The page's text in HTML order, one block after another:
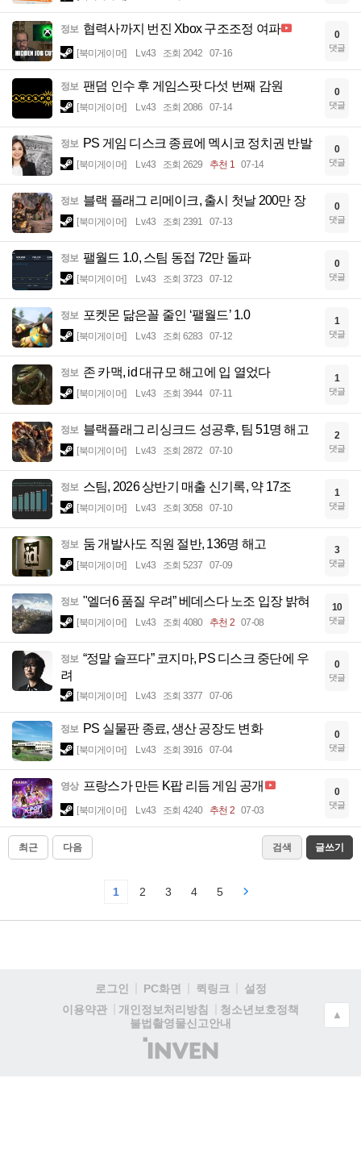
정보 협력사까지 번진 Xbox 구조조정 여파
[북미게이머] Lv.43 조회 2042 07-16
0
댓글
정보 팬덤 인수 후 게임스팟 다섯 번째 감원
[북미게이머] Lv.43 조회 2086 07-14
0
댓글
정보 PS 게임 디스크 종료에 멕시코 정치권 반발
[북미게이머] Lv.43 조회 2629 추천 1 07-14
0
댓글
정보 블랙 플래그 리메이크, 출시 첫날 200만 장
[북미게이머] Lv.43 조회 2391 07-13
0
댓글
정보 팰월드 1.0, 스팀 동접 72만 돌파
[북미게이머] Lv.43 조회 3723 07-12
0
댓글
정보 포켓몬 닮은꼴 줄인 ‘팰월드’ 1.0
[북미게이머] Lv.43 조회 6283 07-12
1
댓글
정보 존 카맥, id 대규모 해고에 입 열었다
[북미게이머] Lv.43 조회 3944 07-11
1
댓글
정보 블랙플래그 리싱크드 성공후, 팀 51명 해고
[북미게이머] Lv.43 조회 2872 07-10
2
댓글
정보 스팀, 2026 상반기 매출 신기록, 약 17조
[북미게이머] Lv.43 조회 3058 07-10
1
댓글
정보 둠 개발사도 직원 절반, 136명 해고
[북미게이머] Lv.43 조회 5237 07-09
3
댓글
정보 "엘더6 품질 우려” 베데스다 노조 입장 밝혀
[북미게이머] Lv.43 조회 4080 추천 2 07-08
10
댓글
정보 “정말 슬프다” 코지마, PS 디스크 중단에 우
려
[북미게이머] Lv.43 조회 3377 07-06
0
댓글
정보 PS 실물판 종료, 생산 공장도 변화
[북미게이머] Lv.43 조회 3916 07-04
0
댓글
영상 프랑스가 만든 K팝 리듬 게임 공개
[북미게이머] Lv.43 조회 4240 추천 2 07-03
0
댓글
최근 다음 검색 글쓰기
1 2 3 4 5
로그인 PC화면 퀵링크
설정
이용약관
개인정보처리방침
청소년보호정책
불법촬영물신고안내
(주)
인
▲